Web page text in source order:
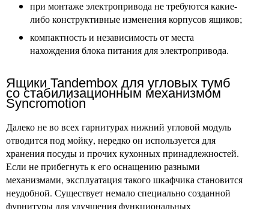
при монтаже электропривода не требуются какие-
либо конструктивные изменения корпусов ящиков;
компактность и независимость от места
нахождения блока питания для электропривода.
Ящики Tandembox для угловых тумб
со стабилизационным механизмом
Syncromotion
Далеко не во всех гарнитурах нижний угловой модуль
отводится под мойку, нередко он используется для
хранения посуды и прочих кухонных принадлежностей.
Если не прибегнуть к его оснащению разными
механизмами, эксплуатация такого шкафчика становится
неудобной. Существует немало специально созданной
фурнитуры для улучшения функциональных